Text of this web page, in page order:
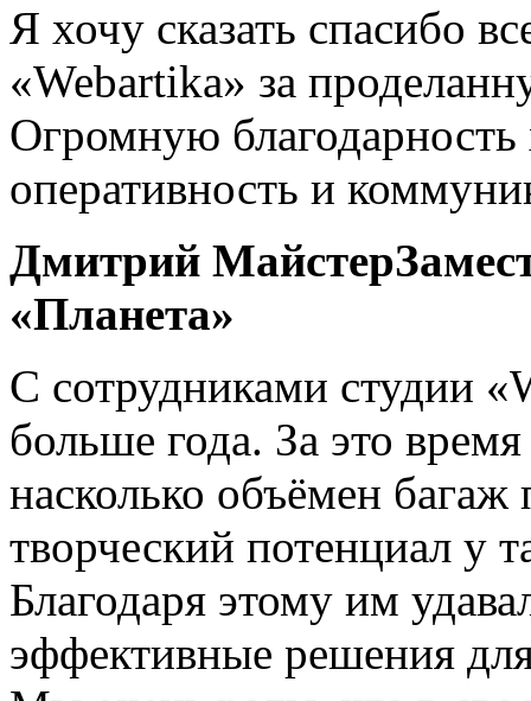
Я хочу сказать спасибо
«Webartika» за
Огромную
оперативность и
Дмитрий Майстер
«Планета»
С сотрудниками студии
больше года. За это
насколько объёмен
творческий потенциал у
Благодаря этому им
эффективные решения